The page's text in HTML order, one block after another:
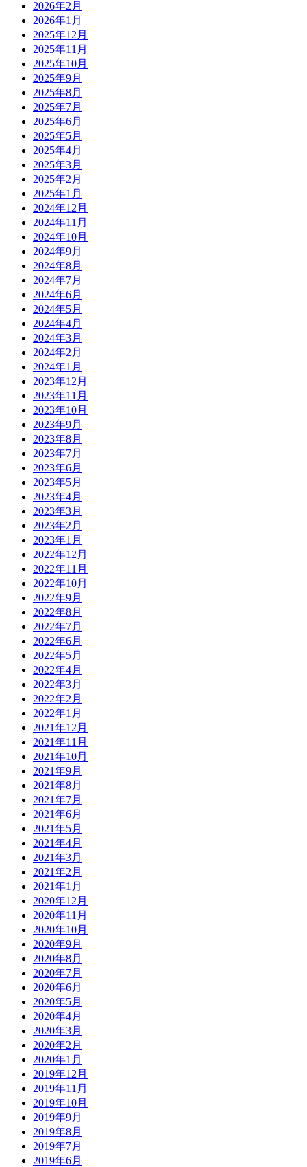
2026年2月
2026年1月
2025年12月
2025年11月
2025年10月
2025年9月
2025年8月
2025年7月
2025年6月
2025年5月
2025年4月
2025年3月
2025年2月
2025年1月
2024年12月
2024年11月
2024年10月
2024年9月
2024年8月
2024年7月
2024年6月
2024年5月
2024年4月
2024年3月
2024年2月
2024年1月
2023年12月
2023年11月
2023年10月
2023年9月
2023年8月
2023年7月
2023年6月
2023年5月
2023年4月
2023年3月
2023年2月
2023年1月
2022年12月
2022年11月
2022年10月
2022年9月
2022年8月
2022年7月
2022年6月
2022年5月
2022年4月
2022年3月
2022年2月
2022年1月
2021年12月
2021年11月
2021年10月
2021年9月
2021年8月
2021年7月
2021年6月
2021年5月
2021年4月
2021年3月
2021年2月
2021年1月
2020年12月
2020年11月
2020年10月
2020年9月
2020年8月
2020年7月
2020年6月
2020年5月
2020年4月
2020年3月
2020年2月
2020年1月
2019年12月
2019年11月
2019年10月
2019年9月
2019年8月
2019年7月
2019年6月